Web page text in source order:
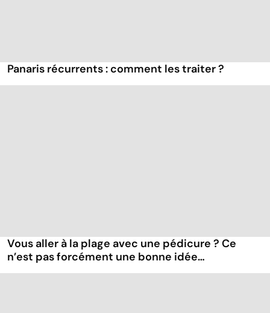
Panaris récurrents : comment les traiter ?
Vous aller à la plage avec une pédicure ? Ce
n’est pas forcément une bonne idée…